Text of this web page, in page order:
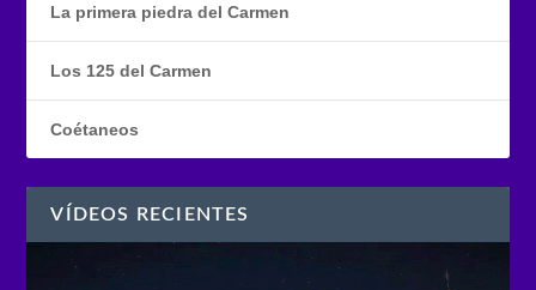
La primera piedra del Carmen
Los 125 del Carmen
Coétaneos
VÍDEOS RECIENTES